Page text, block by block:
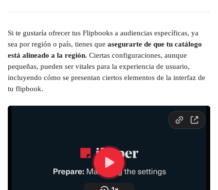
Si te gustaría ofrecer tus Flipbooks a audiencias específicas, ya
sea por región o país, tienes que asegurarte de que tu catálogo
está alineado a la región. Ciertas configuraciones, aunque
pequeñas, pueden ser vitales para la experiencia de usuario,
incluyendo cómo se presentan ciertos elementos de la interfaz de
tu flipbook.